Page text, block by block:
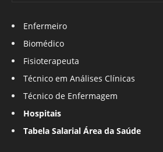
Enfermeiro
Biomédico
Fisioterapeuta
Técnico em Análises Clínicas
Técnico de Enfermagem
Hospitais
Tabela Salarial Área da Saúde